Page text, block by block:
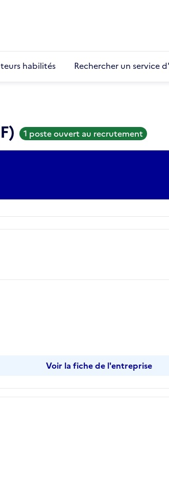
habilités Rechercher un service
1 poste ouvert au recrutement
Voir la fiche de l'entreprise